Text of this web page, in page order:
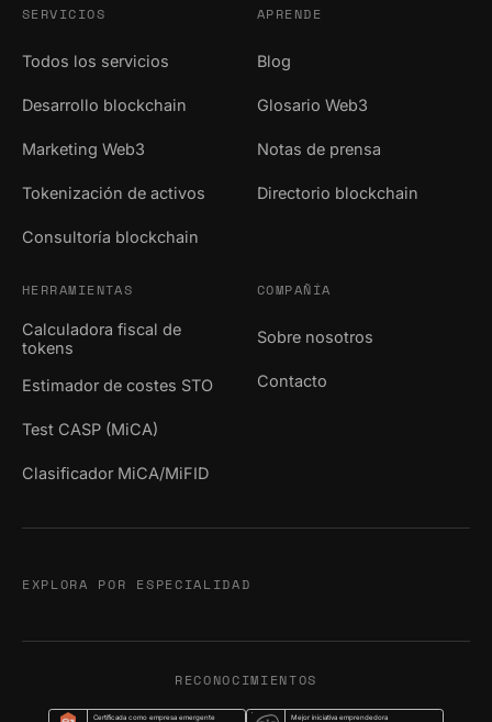
SERVICIOS
Todos los servicios
Desarrollo blockchain
Marketing Web3
Tokenización de activos
Consultoría blockchain
APRENDE
Blog
Glosario Web3
Notas de prensa
Directorio blockchain
HERRAMIENTAS
Calculadora fiscal de
tokens
Estimador de costes STO
Test CASP (MiCA)
Clasificador MiCA/MiFID
COMPAÑÍA
Sobre nosotros
Contacto
EXPLORA POR ESPECIALIDAD
RECONOCIMIENTOS
Certificada como empresa emergente Mejor iniciativa emprendedora